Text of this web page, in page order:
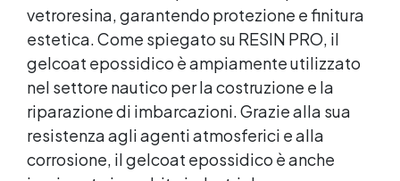
vetroresina, garantendo protezione e finitura
estetica. Come spiegato su RESIN PRO, il
gelcoat epossidico è ampiamente utilizzato
nel settore nautico per la costruzione e la
riparazione di imbarcazioni. Grazie alla sua
resistenza agli agenti atmosferici e alla
corrosione, il gelcoat epossidico è anche